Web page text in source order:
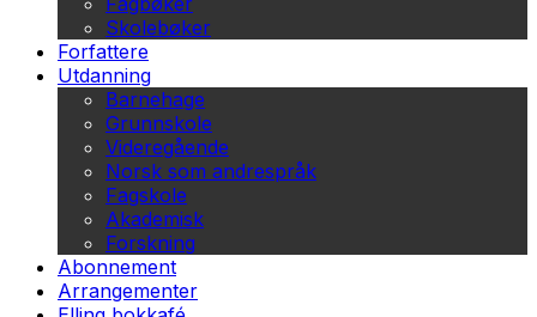
Skolebøker
Forfattere
Utdanning
Barnehage
Grunnskole
Videregående
Norsk som andrespråk
Fagskole
Akademisk
Forskning
Abonnement
Arrangementer